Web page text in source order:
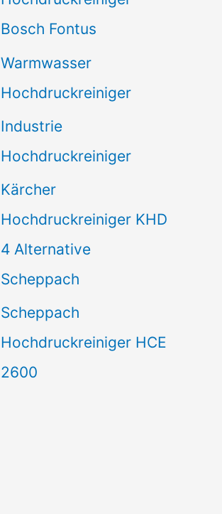
Bosch Fontus
Warmwasser
Hochdruckreiniger
Industrie
Hochdruckreiniger
Kärcher
Hochdruckreiniger KHD
4 Alternative
Scheppach
Scheppach
Hochdruckreiniger HCE
2600